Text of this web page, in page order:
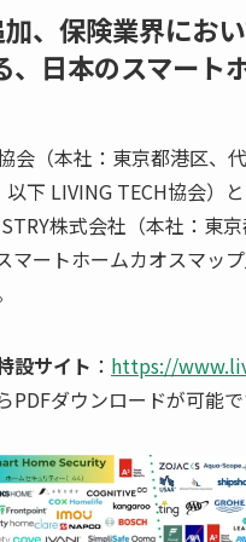
、保険業界にお
、日本のスマート
会（本社：東京都港区、
以下 LIVING TECH協会
株式会社（本社：東
マートホームカオスマッ
設サイト ： https://
ダウンロードが可能で